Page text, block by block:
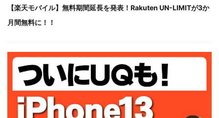
【楽天モバイル】無料期間延長を発表！Rakuten UN-LIMITが3か
月間無料に！！